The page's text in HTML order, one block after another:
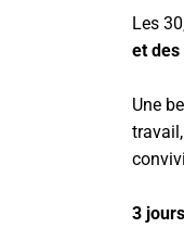
Les
et des
Une
3